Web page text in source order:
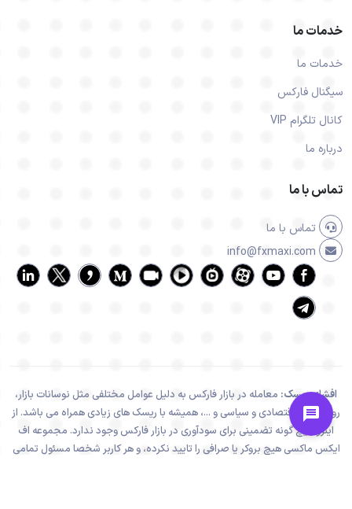
خدمات ما
خدمات ما
سیگنال فارکس
کانال تلگرام VIP
درباره ما
تماس با ما
تماس با ما
افشای ریسک: معامله در بازار فارکس به دلیل عوامل مختلفی مثل نوسانات بازار،
رویدادهای اقتصادی و سیاسی و ...، همیشه با ریسک های زیادی همراه می باشد. از
اینرو هیچ گونه تضمینی برای سودآوری در بازار فارکس وجود ندارد. مجموعه اف
ایکس ماکسی هیچ بروکر یا صرافی را تایید نکرده، و هر کاربر شخصا مسئول تمامی